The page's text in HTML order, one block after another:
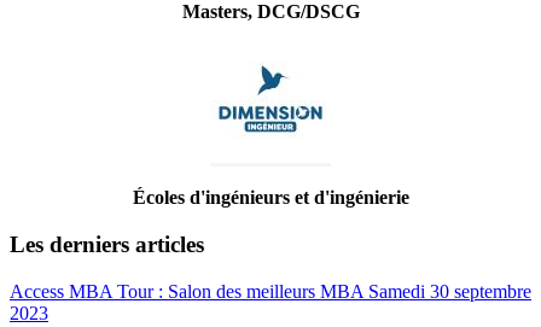
Masters, DCG/DSCG
Écoles d'ingénieurs et d'ingénierie
Les derniers articles
Access MBA Tour : Salon des meilleurs MBA Samedi 30 septembre
2023